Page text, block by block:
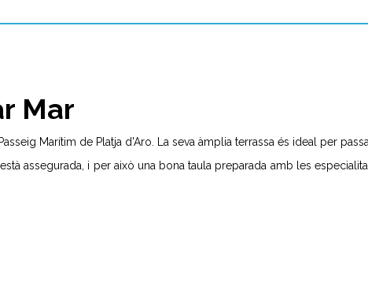
Mar
Marítim de Platja d'Aro. La seva àmplia terrassa és ideal per
assegurada, i per això una bona taula preparada amb les